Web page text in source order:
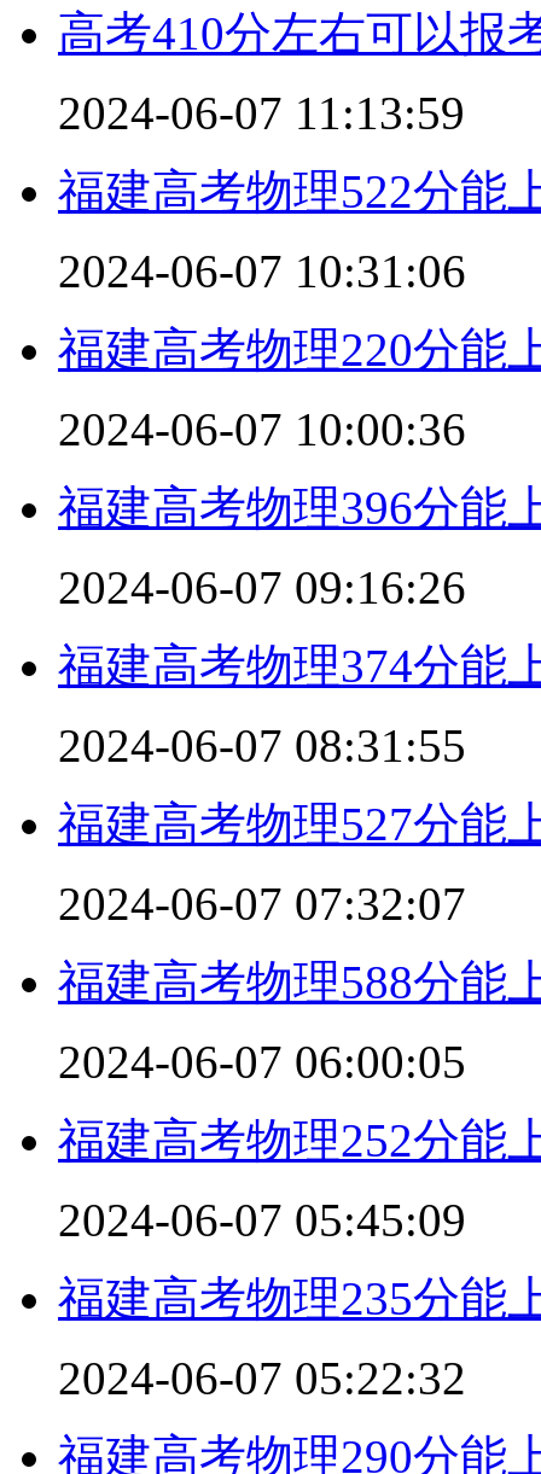
高考410分左右可以报
2024-06-07 11:13:59
福建高考物理522分能
2024-06-07 10:31:06
福建高考物理220分能
2024-06-07 10:00:36
福建高考物理396分能
2024-06-07 09:16:26
福建高考物理374分能
2024-06-07 08:31:55
福建高考物理527分能
2024-06-07 07:32:07
福建高考物理588分能
2024-06-07 06:00:05
福建高考物理252分能
2024-06-07 05:45:09
福建高考物理235分能
2024-06-07 05:22:32
福建高考物理290分能